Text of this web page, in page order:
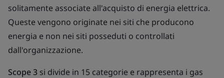
solitamente associate all'acquisto di energia elettrica.
Queste vengono originate nei siti che producono
energia e non nei siti posseduti o controllati
dall'organizzazione.
Scope 3 si divide in 15 categorie e rappresenta i gas